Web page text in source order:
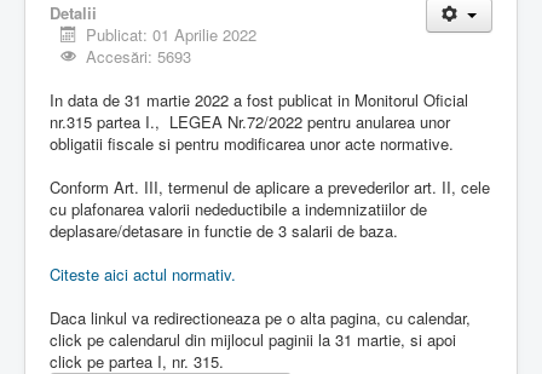
Detalii
Publicat: 01 Aprilie 2022
Accesări: 5693
In data de 31 martie 2022 a fost publicat in Monitorul Oficial
nr.315 partea I., LEGEA Nr.72/2022 pentru anularea unor
obligatii fiscale si pentru modificarea unor acte normative.
Conform Art. III, termenul de aplicare a prevederilor art. II, cele
cu plafonarea valorii nedeductibile a indemnizatiilor de
deplasare/detasare in functie de 3 salarii de baza.
Citeste aici actul normativ.
Daca linkul va redirectioneaza pe o alta pagina, cu calendar,
click pe calendarul din mijlocul paginii la 31 martie, si apoi
click pe partea I, nr. 315.